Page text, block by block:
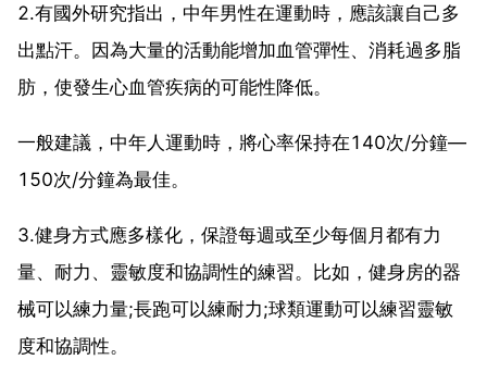
2.有國外研究指出，中年男性在運動時，應該讓自己多
出點汗。因為大量的活動能增加血管彈性、消耗過多脂
肪，使發生心血管疾病的可能性降低。
一般建議，中年人運動時，將心率保持在140次/分鐘—
150次/分鐘為最佳。
3.健身方式應多樣化，保證每週或至少每個月都有力
量、耐力、靈敏度和協調性的練習。比如，健身房的器
械可以練力量;長跑可以練耐力;球類運動可以練習靈敏
度和協調性。